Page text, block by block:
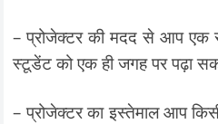
– प्रोजेक्टर की मदद से आप एक
स्टूडेंट को एक ही जगह पर पढ़ा
– प्रोजेक्टर का इस्तेमाल आप